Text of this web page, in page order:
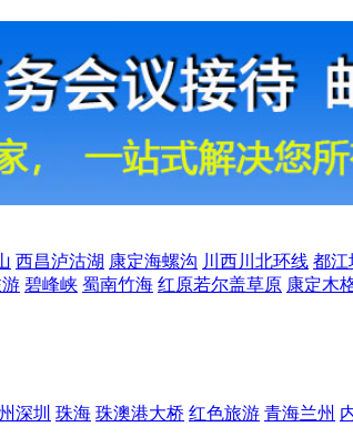
西昌泸沽湖 康定海螺沟 川西川北环线 都江
碧峰峡 蜀南竹海 红原若尔盖草原 康定木
深圳 珠海 珠澳港大桥 红色旅游 青海兰州